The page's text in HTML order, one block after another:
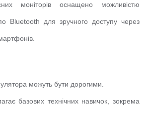
моніторів оснащено можливістю
Bluetooth для зручного доступу через
можуть бути дорогими.
базових технічних навичок, зокрема